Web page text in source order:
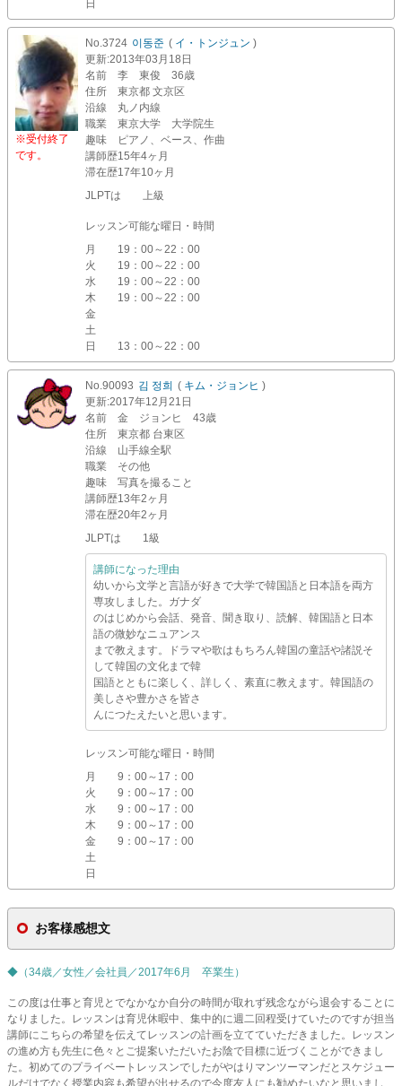
日
※受付終了
です。
No.3724 이동준 ( イ・トンジュン )
更新:2013年03月18日
名前
李 東俊 36歳
住所
東京都 文京区
沿線
丸ノ内線
職業
東京大学 大学院生
趣味
ピアノ、ベース、作曲
講師歴15年4ヶ月
滞在歴17年10ヶ月
JLPTは 上級
レッスン可能な曜日・時間
月
19：00～22：00
火
19：00～22：00
水
19：00～22：00
木
19：00～22：00
金
土
日
13：00～22：00
No.90093 김 정희 ( キム・ジョンヒ )
更新:2017年12月21日
名前
金 ジョンヒ 43歳
住所
東京都 台東区
沿線
山手線全駅
職業
その他
趣味
写真を撮ること
講師歴13年2ヶ月
滞在歴20年2ヶ月
JLPTは 1級
講師になった理由
幼いから文学と言語が好きで大学で韓国語と日本語を両方
専攻しました。ガナダ
のはじめから会話、発音、聞き取り、読解、韓国語と日本
語の微妙なニュアンス
まで教えます。ドラマや歌はもちろん韓国の童話や諸説そ
して韓国の文化まで韓
国語とともに楽しく、詳しく、素直に教えます。韓国語の
美しさや豊かさを皆さ
んにつたえたいと思います。
レッスン可能な曜日・時間
月
9：00～17：00
火
9：00～17：00
水
9：00～17：00
木
9：00～17：00
金
9：00～17：00
土
日
お客様感想文
◆（34歳／女性／会社員／2017年6月 卒業生）
この度は仕事と育児とでなかなか自分の時間が取れず残念ながら退会することに
なりました。レッスンは育児休暇中、集中的に週二回程受けていたのですが担当
講師にこちらの希望を伝えてレッスンの計画を立てていただきました。レッスン
の進め方も先生に色々とご提案いただいたお陰で目標に近づくことができまし
た。初めてのプライベートレッスンでしたがやはりマンツーマンだとスケジュー
ルだけでなく授業内容も希望が出せるので今度友人にも勧めたいなと思いまし